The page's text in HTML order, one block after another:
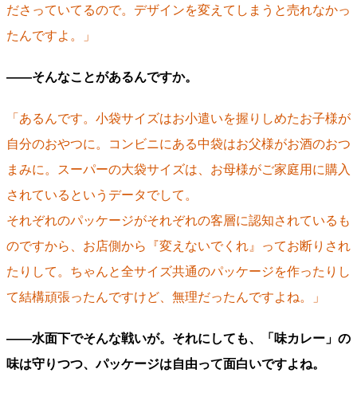
ださっていてるので。デザインを変えてしまうと売れなかっ
たんですよ。」
――そんなことがあるんですか。
「あるんです。小袋サイズはお小遣いを握りしめたお子様が
自分のおやつに。コンビニにある中袋はお父様がお酒のおつ
まみに。スーパーの大袋サイズは、お母様がご家庭用に購入
されているというデータでして。
それぞれのパッケージがそれぞれの客層に認知されているも
のですから、お店側から『変えないでくれ』ってお断りされ
たりして。ちゃんと全サイズ共通のパッケージを作ったりし
て結構頑張ったんですけど、無理だったんですよね。」
――水面下でそんな戦いが。それにしても、「味カレー」の
味は守りつつ、パッケージは自由って面白いですよね。